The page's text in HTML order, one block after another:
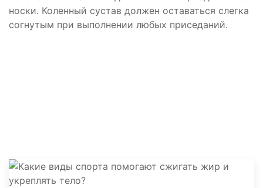
носки. Коленный сустав должен оставаться слегка
согнутым при выполнении любых приседаний.